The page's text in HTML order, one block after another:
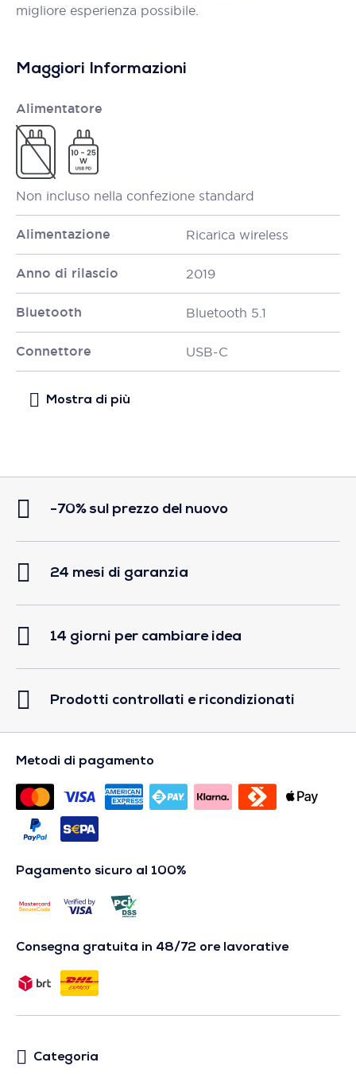
migliore esperienza possibile.
Maggiori Informazioni
Alimentatore
Non incluso nella confezione standard
Alimentazione Ricarica wireless
Anno di rilascio 2019
Bluetooth Bluetooth 5.1
Connettore USB-C
-70% sul prezzo del nuovo
24 mesi di garanzia
14 giorni per cambiare idea
Prodotti controllati e ricondizionati
Metodi di pagamento
Pagamento sicuro al 100%
Consegna gratuita in 48/72 ore lavorative
Categoria